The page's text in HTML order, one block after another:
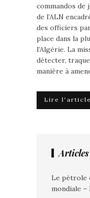
commandos de
de l’ALN
des officiers
place dans la
l’Algérie. La
détecter,
manière à
Lire l'article
Le pétrole
mondiale –